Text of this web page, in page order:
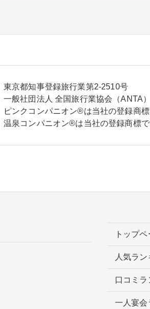
東京都知事登録旅行業第2-2510号
一般社団法人 全国旅行業協会（ANTA
ピンクコンパニオン®は当社の登録商
温泉コンパニオン®は当社の登録商標
トップ
人気ラ
口コミラ
一人宴会